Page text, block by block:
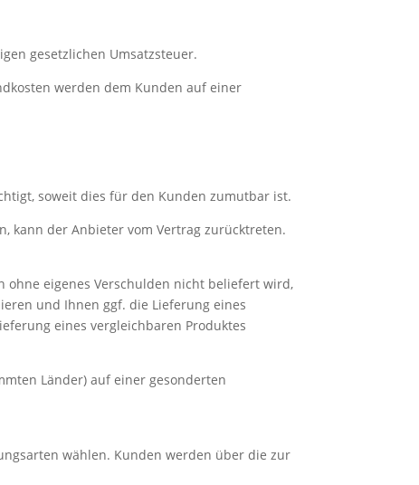
gesetzlichen Umsatzsteuer.
werden dem Kunden auf einer
soweit dies für den Kunden zumutbar ist.
kann der Anbieter vom Vertrag zurücktreten.
ohne eigenes Verschulden nicht beliefert wird,
und Ihnen ggf. die Lieferung eines
eines vergleichbaren Produktes
Länder) auf einer gesonderten
wählen. Kunden werden über die zur